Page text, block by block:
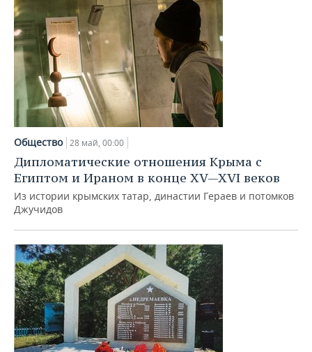
Общество 28 май, 00:00
Дипломатические отношения Крыма с
Египтом и Ираном в конце XV—XVI веков
Из истории крымских татар, династии Гераев и потомков
Джучидов